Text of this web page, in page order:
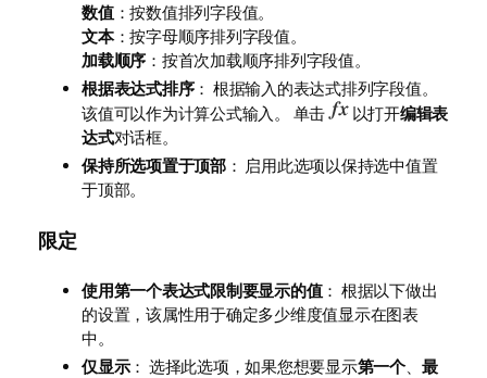
数值：按数值排列字段值。
文本：按字母顺序排列字段值。
加载顺序 ：按首次加载顺序排列字段值。
根据表达式排序： 根据输入的表达式排列字段值。
该值可以作为计算公式输入。 单击
以打开编辑表
达式对话框。
保持所选项置于顶部： 启用此选项以保持选中值置
于顶部。
限定
使用第一个表达式限制要显示的值： 根据以下做出
的设置，该属性用于确定多少维度值显示在图表
中。
仅显示： 选择此选项，如果您想要显示第一个、 最